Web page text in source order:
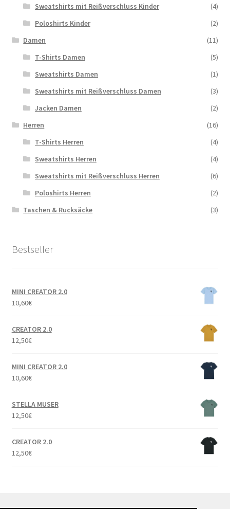
Sweatshirts mit Reißverschluss Kinder
(4)
Poloshirts Kinder
(2)
Damen
(11)
T-Shirts Damen
(5)
Sweatshirts Damen
(1)
Sweatshirts mit Reißverschluss Damen
(3)
Jacken Damen
(2)
Herren
(16)
T-Shirts Herren
(4)
Sweatshirts Herren
(4)
Sweatshirts mit Reißverschluss Herren
(6)
Poloshirts Herren
(2)
Taschen & Rucksäcke
(3)
Bestseller
MINI CREATOR 2.0
10,60€
CREATOR 2.0
12,50€
MINI CREATOR 2.0
10,60€
STELLA MUSER
12,50€
CREATOR 2.0
12,50€